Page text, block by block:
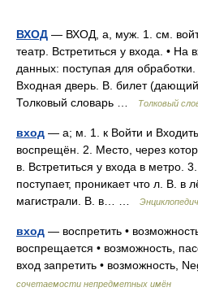
ВХОД — ВХОД, а, муж. 1. см.
театр. Встретиться у входа. •
данных: поступая для
Входная дверь. В. билет (дающий
Толковый словарь …
Толковый
вход — а; м. 1. к Войти и
воспрещён. 2. Место, через
в. Встретиться у входа в метро.
поступает, проникает что л. В. в
магистрали. В. в… …
вход — воспретить •
воспрещается • возможность,
вход запретить • возможность,
сочетаемости непредметных имён